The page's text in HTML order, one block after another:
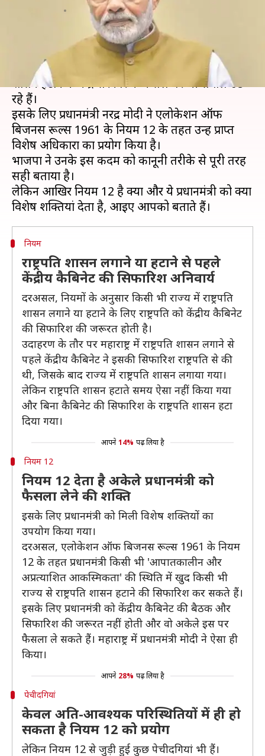
Nov 24, 2019 04:29 pm
महाराष्ट्र के पूरे सियासी ड्रामे में राज्य से रातोंरात राष्ट्रपति
शासन हटाने के केंद्र सरकार के फैसले पर भी सवाल उठ
रहे हैं।
इसके लिए प्रधानमंत्री नरेंद्र मोदी ने एलोकेशन ऑफ
बिजनस रूल्स 1961 के नियम 12 के तहत उन्हें प्राप्त
विशेष अधिकारों का प्रयोग किया है।
भाजपा ने उनके इस कदम को कानूनी तरीके से पूरी तरह
सही बताया है।
लेकिन आखिर नियम 12 है क्या और ये प्रधानमंत्री को क्या
नियम
राष्ट्रपति शासन लगाने या हटाने से पहले
केंद्रीय कैबिनेट की सिफारिश अनिवार्य
दरअसल, नियमों के अनुसार किसी भी राज्य में राष्ट्रपति
शासन लगाने या हटाने के लिए राष्ट्रपति को केंद्रीय कैबिनेट
की सिफारिश की जरूरत होती है।
उदाहरण के तौर पर महाराष्ट्र में राष्ट्रपति शासन लगाने से
पहले केंद्रीय कैबिनेट ने इसकी सिफारिश राष्ट्रपति से की
थी, जिसके बाद राज्य में राष्ट्रपति शासन लगाया गया।
लेकिन राष्ट्रपति शासन हटाते समय ऐसा नहीं किया गया
और बिना कैबिनेट की सिफारिश के राष्ट्रपति शासन हटा
दिया गया।
आपने 14% पढ़ लिया है
नियम 12
नियम 12 देता है अकेले प्रधानमंत्री को
फैसला लेने की शक्ति
इसके लिए प्रधानमंत्री को मिली विशेष शक्तियों का
उपयोग किया गया।
दरअसल, एलोकेशन ऑफ बिजनस रूल्स 1961 के नियम
12 के तहत प्रधानमंत्री किसी भी 'आपातकालीन और
अप्रत्याशित आकस्मिकता' की स्थिति में खुद किसी भी
राज्य से राष्ट्रपति शासन हटाने की सिफारिश कर सकते हैं।
इसके लिए प्रधानमंत्री को केंद्रीय कैबिनेट की बैठक और
सिफारिश की जरूरत नहीं होती और वो अकेले इस पर
फैसला ले सकते हैं। महाराष्ट्र में प्रधानमंत्री मोदी ने ऐसा ही
किया।
आपने 28% पढ़ लिया है
पेचीदगियां
केवल अति-आवश्यक परिस्थितियों में ही हो
सकता है नियम 12 को प्रयोग
लेकिन नियम 12 से जुड़ी हुई कुछ पेचीदगियां भी हैं।